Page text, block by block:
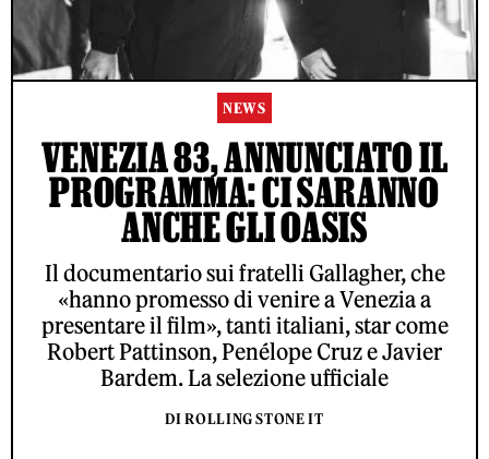
NEWS
VENEZIA 83, ANNUNCIATO IL
PROGRAMMA: CI SARANNO
ANCHE GLI OASIS
Il documentario sui fratelli Gallagher, che
«hanno promesso di venire a Venezia a
presentare il film», tanti italiani, star come
Robert Pattinson, Penélope Cruz e Javier
Bardem. La selezione ufficiale
DI ROLLING STONE IT